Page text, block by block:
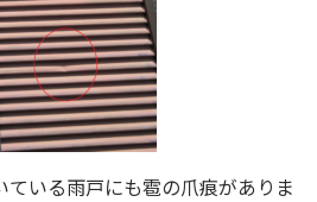
いる雨戸にも雹の爪痕がありま